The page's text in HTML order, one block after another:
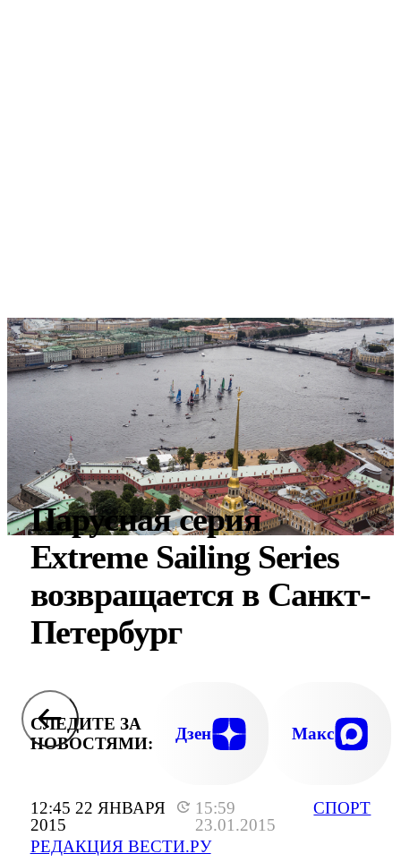
12:45 22 ЯНВАРЯ
2015
15:59
23.01.2015
РЕДАКЦИЯ ВЕСТИ.РУ
СПОРТ
Парусная серия
Extreme Sailing Series
возвращается в Санкт-
Петербург
СЛЕДИТЕ ЗА
НОВОСТЯМИ:
Дзен Макс